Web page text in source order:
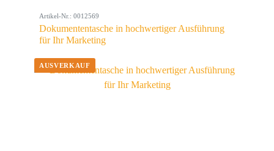
Farbe
Werbeanbringung
Artikel-Nr.: 0012569
Dokumententasche in hochwertiger Ausführung
für Ihr Marketing